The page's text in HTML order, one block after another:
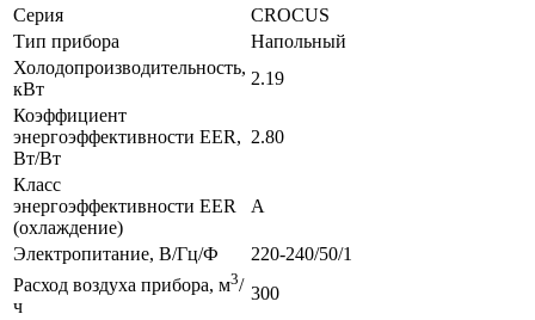
Серия
CROCUS
Тип прибора
Напольный
Холодопроизводительность,
кВт
2.19
Коэффициент
энергоэффективности EER,
Вт/Вт
2.80
Класс
энергоэффективности EER
(охлаждение)
A
Электропитание, В/Гц/Ф
220-240/50/1
Расход воздуха прибора, м3/
ч
300